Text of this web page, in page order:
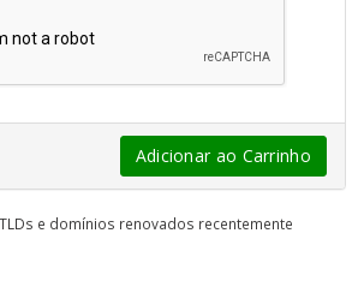
Adicionar ao Carrinho
e domínios renovados recentemente